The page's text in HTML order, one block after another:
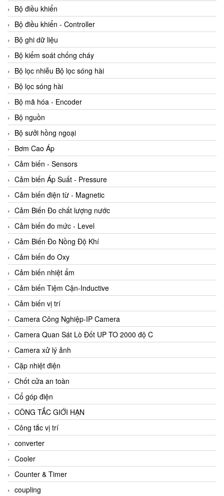
Bộ điều khiển
Bộ điều khiển - Controller
Bộ ghi dữ liệu
Bộ kiểm soát chống cháy
Bộ lọc nhiễu Bộ lọc sóng hài
Bộ lọc sóng hài
Bộ mã hóa - Encoder
Bộ nguồn
Bộ sưởi hồng ngoại
Bơm Cao Áp
Cảm biến - Sensors
Cảm biến Áp Suất - Pressure
Cảm biến điện từ - Magnetic
Cảm Biến Đo chất lượng nước
Cảm biến đo mức - Level
Cảm Biến Đo Nồng Độ Khí
Cảm biến đo Oxy
Cảm biến nhiệt ẩm
Cảm biến Tiệm Cận-Inductive
Cảm biến vị trí
Camera Công Nghiệp-IP Camera
Camera Quan Sát Lò Đốt UP TO 2000 độ C
Camera xử lý ảnh
Cặp nhiệt điện
Chốt cửa an toàn
Cổ góp điện
CÔNG TẮC GIỚI HẠN
Công tắc vị trí
converter
Cooler
Counter & Timer
coupling